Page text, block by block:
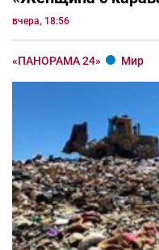
вчера, 18:56
«ПАНОРАМА 24» Мир